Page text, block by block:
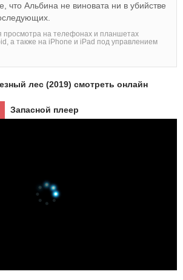
что Альбина не виновата ни в убийстве
просмотра на телефонах и планшетах
а также на iPhone и iPad под управлением
лес (2019) смотреть онлайн
Запасной плеер